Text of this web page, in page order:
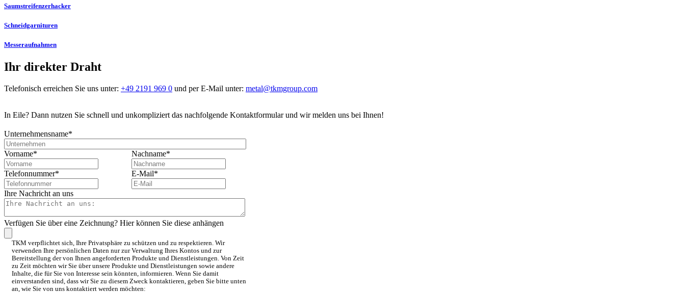
Saumstreifenzerhacker
Schneidgarnituren
Messeraufnahmen
Ihr direkter Draht
Telefonisch erreichen Sie uns unter: +49 2191 969 0 und per E-Mail unter: metal@tkmgroup.com
In Eile? Dann nutzen Sie schnell und unkompliziert das nachfolgende Kontaktformular und wir melden uns bei Ihnen!
Unternehmensname*
Vorname* Nachname*
Telefonnummer* E-Mail*
Ihre Nachricht an uns
Verfügen Sie über eine Zeichnung? Hier können Sie diese anhängen
TKM verpflichtet sich, Ihre Privatsphäre zu schützen und zu respektieren. Wir
verwenden Ihre persönlichen Daten nur zur Verwaltung Ihres Kontos und zur
Bereitstellung der von Ihnen angeforderten Produkte und Dienstleistungen. Von Zeit
zu Zeit möchten wir Sie über unsere Produkte und Dienstleistungen sowie andere
Inhalte, die für Sie von Interesse sein könnten, informieren. Wenn Sie damit
einverstanden sind, dass wir Sie zu diesem Zweck kontaktieren, geben Sie bitte unten
an, wie Sie von uns kontaktiert werden möchten: